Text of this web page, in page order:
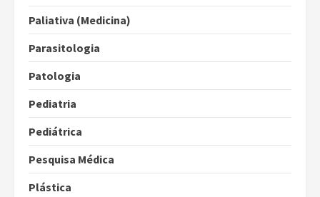
Paliativa (Medicina)
Parasitologia
Patologia
Pediatria
Pediátrica
Pesquisa Médica
Plástica